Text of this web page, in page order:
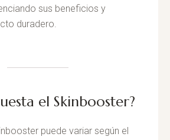
sus beneficios y
duradero.
el Skinbooster?
puede variar según el